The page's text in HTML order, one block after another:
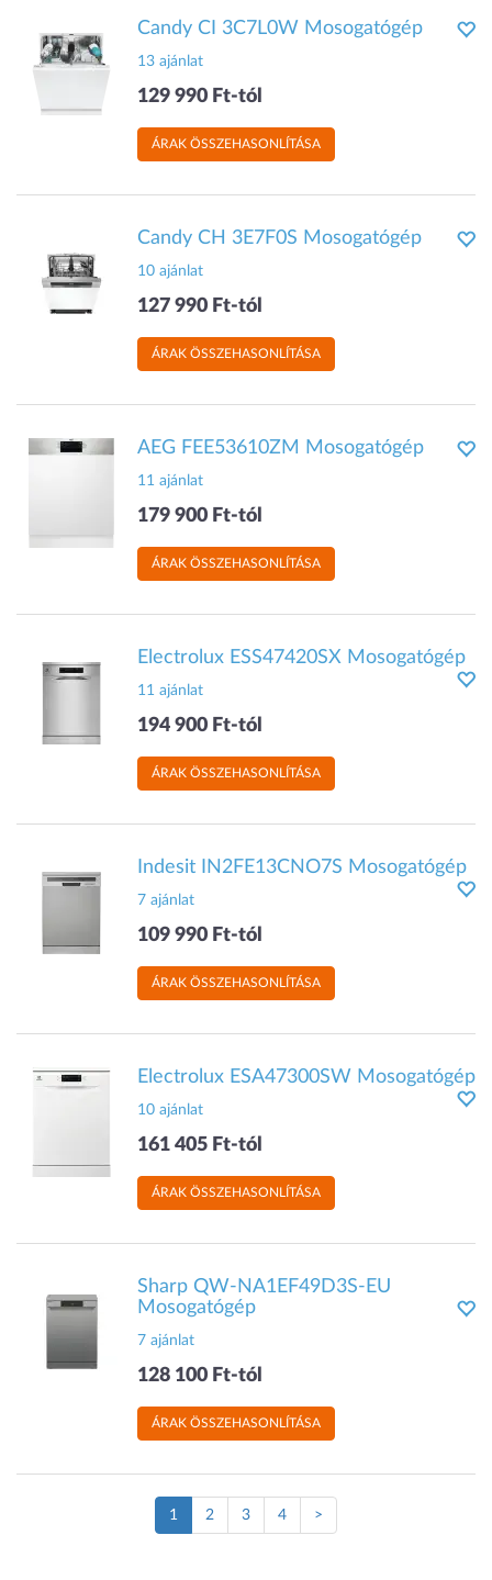
Candy CI 3C7L0W Mosogatógép
13 ajánlat
129 990 Ft-tól
ÁRAK ÖSSZEHASONLÍTÁSA
Candy CH 3E7F0S Mosogatógép
10 ajánlat
127 990 Ft-tól
ÁRAK ÖSSZEHASONLÍTÁSA
AEG FEE53610ZM Mosogatógép
11 ajánlat
179 900 Ft-tól
ÁRAK ÖSSZEHASONLÍTÁSA
Electrolux ESS47420SX Mosogatógép
11 ajánlat
194 900 Ft-tól
ÁRAK ÖSSZEHASONLÍTÁSA
Indesit IN2FE13CNO7S Mosogatógép
7 ajánlat
109 990 Ft-tól
ÁRAK ÖSSZEHASONLÍTÁSA
Electrolux ESA47300SW Mosogatógép
10 ajánlat
161 405 Ft-tól
ÁRAK ÖSSZEHASONLÍTÁSA
Sharp QW-NA1EF49D3S-EU
Mosogatógép
7 ajánlat
128 100 Ft-tól
ÁRAK ÖSSZEHASONLÍTÁSA
1 (Jelenlegi
oldal)
2 3 4 >